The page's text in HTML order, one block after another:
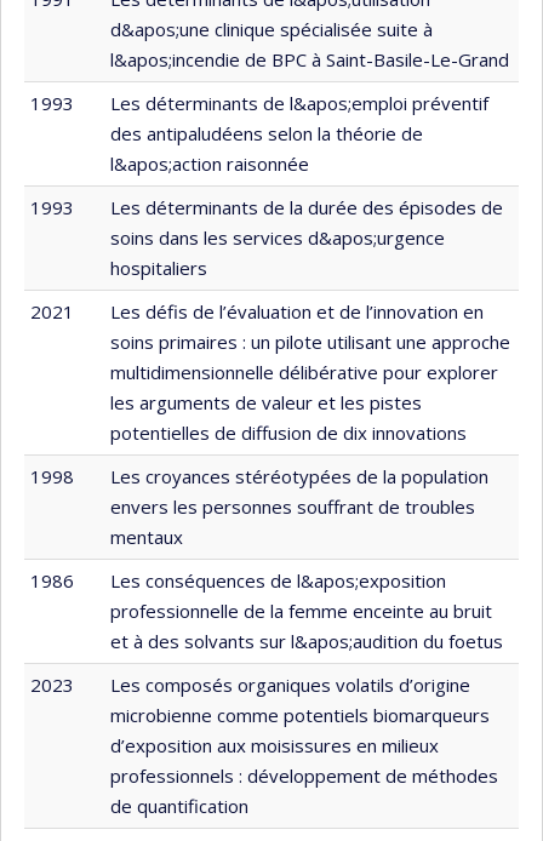
d&apos;une clinique spécialisée suite à
l&apos;incendie de BPC à Saint-Basile-Le-Grand
1993
Les déterminants de l&apos;emploi préventif
des antipaludéens selon la théorie de
l&apos;action raisonnée
1993
Les déterminants de la durée des épisodes de
soins dans les services d&apos;urgence
hospitaliers
2021
Les défis de l’évaluation et de l’innovation en
soins primaires : un pilote utilisant une approche
multidimensionnelle délibérative pour explorer
les arguments de valeur et les pistes
potentielles de diffusion de dix innovations
1998
Les croyances stéréotypées de la population
envers les personnes souffrant de troubles
mentaux
1986
Les conséquences de l&apos;exposition
professionnelle de la femme enceinte au bruit
et à des solvants sur l&apos;audition du foetus
2023
Les composés organiques volatils d’origine
microbienne comme potentiels biomarqueurs
d’exposition aux moisissures en milieux
professionnels : développement de méthodes
de quantification